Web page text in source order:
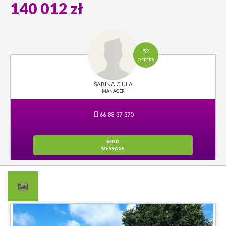
140 012 zł
52
OFFERS
SABINA CIULA
MANAGER
66-88-37-370
SEND
MESSAGE